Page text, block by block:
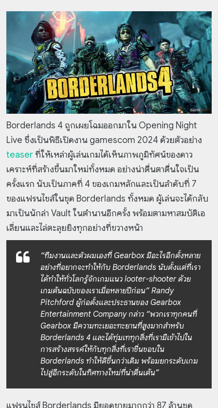
Borderlands 4 ถูกเผยโฉมออกมาใน Opening Night
Live ซึ่งเป็นพิธีเปิดงาน gamescom 2024 ด้วยตัวอย่าง
teaser ที่ให้เหล่าผู้เล่นเกมได้เห็นภาพภูมิทัศน์ของดาว
เคราะห์ที่สร้างขึ้นมาใหม่ทั้งหมด อย่างน่าตื่นตาตื่นใจเป็น
ครั้งแรก นับเป็นภาคที่ 4 ของเกมหลักและเป็นลำดับที่ 7
ของแฟรนไชส์ในชุด Borderlands ทั้งหมด ผู้เล่นจะได้กลับ
มาเป็นนักล่า Vault ในตำนานอีกครั้ง พร้อมตามหาสมบัติเอ
เลี่ยนและไล่ตะลุยยิงทุกอย่างที่ขวางหน้า
“ทีมงานและตัวผมเองที่ Gearbox มีอะไรอีกตั้งหลาย
อย่างที่อยากจะทำให้กับ Borderlands นับตั้งแต่ที่เรา
ได้ทำให้ทั่วโลกรู้จักเกมแนว looter-shooter ด้วย
เกมต้นฉบับของเราเมื่อหลายปีก่อน” Randy
Pitchford ผู้ก่อตั้งและประธานของ Gearbox
Entertainment Company กล่าว “พวกเราทุกคนที่
Gearbox มีความทะเยอะทะยานที่สูงมากสำหรับ
Borderlands 4 และได้ทุ่มเททุกสิ่งที่เรามีเข้าไปใน
การสร้างสรรค์ให้กับทุกสิ่งที่เราชื่นชอบใน
Borderlands ทำให้ดีขึ้นกว่าเดิม พร้อมยกระดับเกม
ไปสู่อีกระดับในทิศทางใหม่ที่น่าตื่นเต้น”
แฟรนไชส์ Borderlands มียอดขายมากกว่า 87 ล้านชุด